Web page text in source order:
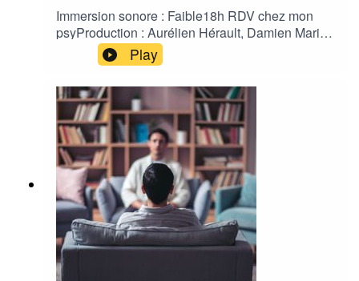
Immersion sonore : Faible18h RDV chez mon
psyProduction : Aurélien Hérault, Damien Maric,
Jean François TinardChargée de production :
Agathe LedeinAuteur : Danaë Holler et Solène
EkizianComédien : Benoit AllemaneStudio :
Contrechamp Studio Habillage Sonore :
Contrechamp Studio
Play